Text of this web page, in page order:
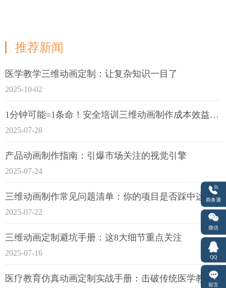
推荐新闻
医学教学三维动画定制：让复杂知识一目了
2025-10-02
1分钟可能=1条命！安全培训三维动画制作成本效益深度拆解
2025-07-28
产品动画制作指南：引爆市场关注的视觉引擎
2025-07-24
三维动画制作常见问题清单：你的项目是否踩中这6大技术雷区？
2025-07-22
三维动画定制避坑手册：这8大细节重点关注
2025-07-16
医疗教育仿真动画定制实战手册：击破传统医学教育7大痛点
商务通
微信
QQ
留言